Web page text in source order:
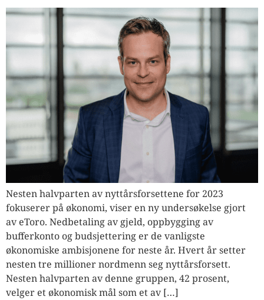
Nesten halvparten av nyttårsforsettene for 2023
fokuserer på økonomi, viser en ny undersøkelse gjort
av eToro. Nedbetaling av gjeld, oppbygging av
bufferkonto og budsjettering er de vanligste
økonomiske ambisjonene for neste år. Hvert år setter
nesten tre millioner nordmenn seg nyttårsforsett.
Nesten halvparten av denne gruppen, 42 prosent,
velger et økonomisk mål som et av […]